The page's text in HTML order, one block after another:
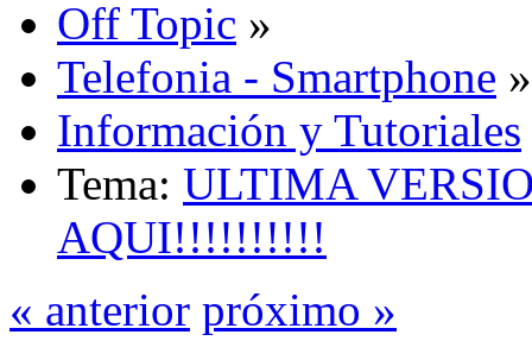
Off Topic »
Telefonia - Smartphone »
Información y Tutoriales
Tema: ULTIMA
AQUI!!!!!!!!!!
« anterior próximo »